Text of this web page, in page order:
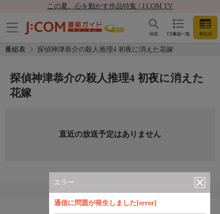
この夏、心を動かす作品特集 | J:COM TV
CS番組一覧 番組表
検索
番組表 探偵神津恭介の殺人推理4 初夜に消えた花嫁
エラー
通信に問題が発生しました[error]
探偵神津恭介の殺人推理4 初夜に消えた
花嫁
直近の放送予定はありません